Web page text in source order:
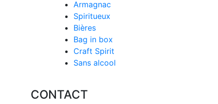
Armagnac
Spiritueux
Bières
Bag in box
Craft Spirit
Sans alcool
CONTACT